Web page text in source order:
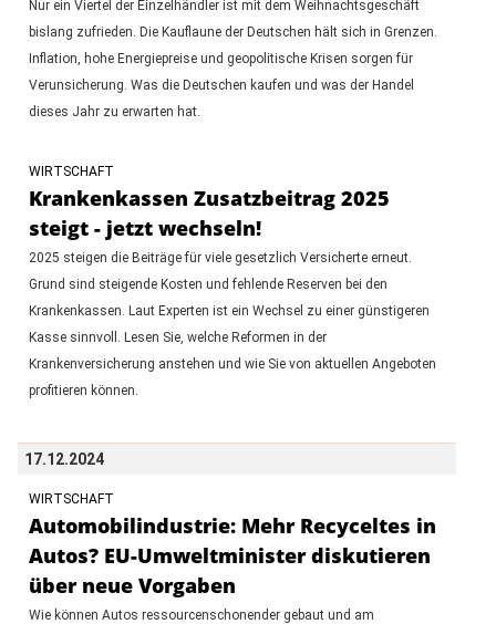
Nur ein Viertel der Einzelhändler ist mit dem Weihnachtsgeschäft
bislang zufrieden. Die Kauflaune der Deutschen hält sich in Grenzen.
Inflation, hohe Energiepreise und geopolitische Krisen sorgen für
Verunsicherung. Was die Deutschen kaufen und was der Handel
dieses Jahr zu erwarten hat.
WIRTSCHAFT
Krankenkassen Zusatzbeitrag 2025
steigt - jetzt wechseln!
2025 steigen die Beiträge für viele gesetzlich Versicherte erneut.
Grund sind steigende Kosten und fehlende Reserven bei den
Krankenkassen. Laut Experten ist ein Wechsel zu einer günstigeren
Kasse sinnvoll. Lesen Sie, welche Reformen in der
Krankenversicherung anstehen und wie Sie von aktuellen Angeboten
profitieren können.
17.12.2024
WIRTSCHAFT
Automobilindustrie: Mehr Recyceltes in
Autos? EU-Umweltminister diskutieren
über neue Vorgaben
Wie können Autos ressourcenschonender gebaut und am